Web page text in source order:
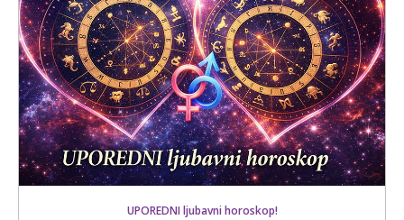
UPOREDNI ljubavni horoskop!